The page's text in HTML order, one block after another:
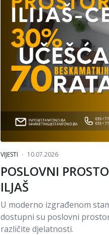
VIJESTI 10.07.2026
POSLOVNI
ILJAŠ
U moderno izgrađenom
dostupni su poslovni
različite djelatnosti.